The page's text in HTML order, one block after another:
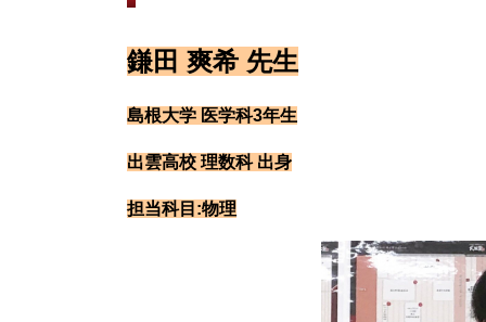
鎌田 爽希 先生
島根大学 医学科3年生
出雲高校 理数科 出身
担当科目:物理